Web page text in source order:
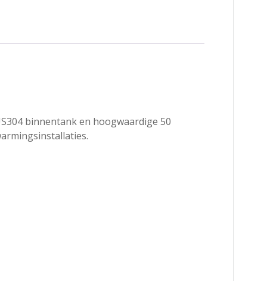
binnentank en hoogwaardige 50